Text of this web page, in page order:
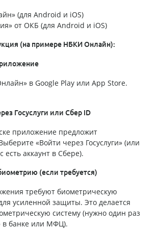
(для Android и iOS)
от ОКБ (для Android и iOS)
(на примере НБКИ Онлайн):
в Google Play или App Store.
Госуслуги или Сбер ID
приложение предложит
«Войти через Госуслуги» (или
есть аккаунт в Сбере).
(если требуется)
требуют биометрическую
усиленной защиты. Это делается
систему (нужно один раз
в банке или МФЦ).